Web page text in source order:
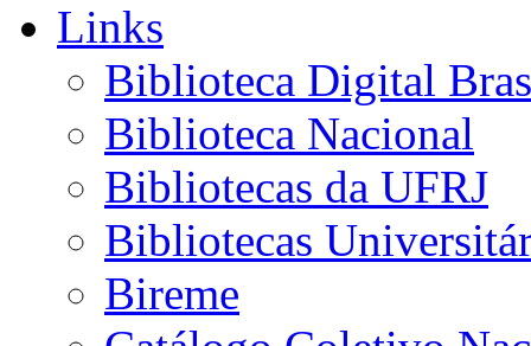
Links
Biblioteca Digital
Biblioteca Nacional
Bibliotecas da UFRJ
Bibliotecas
Bireme